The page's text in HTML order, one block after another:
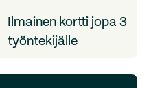
Ilmainen kortti jopa 3
työntekijälle